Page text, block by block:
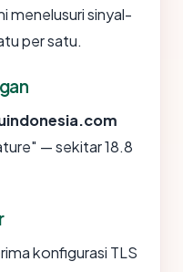
menelusuri sinyal-
per satu.
— sekitar 18.8
konfigurasi TLS